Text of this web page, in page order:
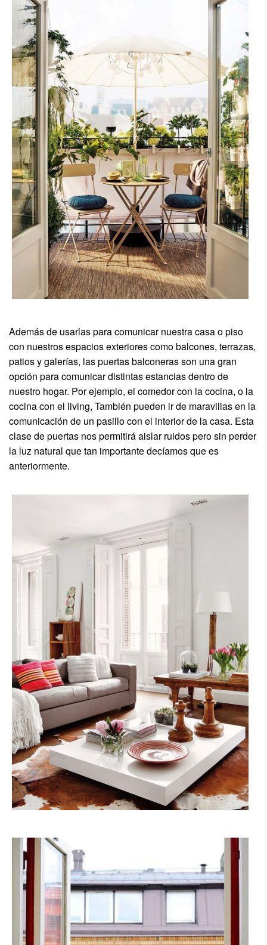
Además de usarlas para comunicar nuestra casa o piso
con nuestros espacios exteriores como balcones, terrazas,
patios y galerías, las puertas balconeras son una gran
opción para comunicar distintas estancias dentro de
nuestro hogar. Por ejemplo, el comedor con la cocina, o la
cocina con el living, También pueden ir de maravillas en la
comunicación de un pasillo con el interior de la casa. Esta
clase de puertas nos permitirá aislar ruidos pero sin perder
la luz natural que tan importante decíamos que es
anteriormente.